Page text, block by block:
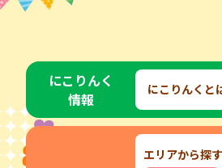
にこりんく
情報
にこりんくと
エリアから探す